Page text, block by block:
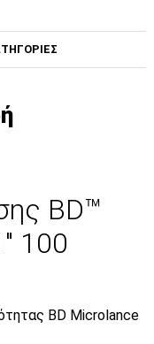
BD™
100
BD Microlance